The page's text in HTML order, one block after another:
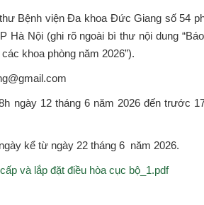
Bệnh viện Đa khoa Đức Giang số 54
Hà Nội (ghi rõ ngoài bì thư nội dung
khoa phòng năm 2026”).
ngày 12 tháng 6 năm 2026 đến trước
kể từ ngày 22 tháng 6 năm 2026.
và lắp đặt điều hòa cục bộ_1.pdf